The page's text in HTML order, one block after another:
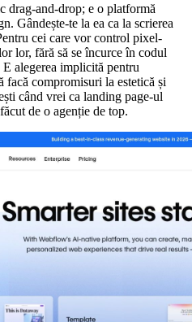
drag-and-drop; e o platformă
Gândește-te la ea ca la scrierea
cei care vor control pixel-
lor, fără să se încurce în codul
alegerea implicită pentru
facă compromisuri la estetică și
când vrei ca landing page-ul
de o agenție de top.